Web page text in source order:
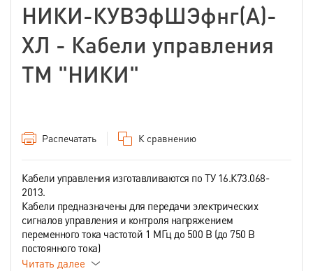
НИКИ-КУВЭфШЭфнг(А)-
ХЛ - Кабели управления
ТМ "НИКИ"
Распечатать К сравнению
Кабели управления изготавливаются по ТУ 16.К73.068-
2013.
Кабели предназначены для передачи электрических
сигналов управления и контроля напряжением
переменного тока частотой 1 МГц до 500 В (до 750 В
постоянного тока)
Читать далее